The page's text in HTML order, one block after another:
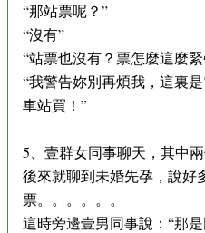
“那站票呢？”
“沒有”
“站票也沒有？票怎麼這麼
“我警告妳別再煩我，這裏
車站買！”
5、壹群女同事聊天，其中
後來就聊到未婚先孕，說好
票。。。。。。
這時旁邊壹男同事說：“那